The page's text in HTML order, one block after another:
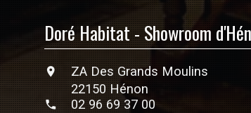
Doré Habitat - Showroom
ZA Des Grands Moulins
22150 Hénon
02 96 69 37 00